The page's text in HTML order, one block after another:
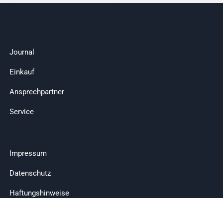
Journal
Einkauf
Ansprechpartner
Service
Impressum
Datenschutz
Haftungshinweise